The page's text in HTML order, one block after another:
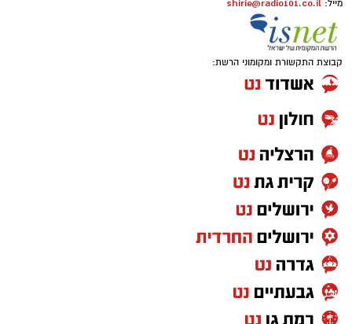
החשודים עד לתאריך 6.8.26.
בפעילות נוספת של בלשי תחנת בית שמש,
ובמסגרת מעקב סמוי אחר רכב החשוד בסחר
בסמים, זוהו על פי החשד שתי עסקאות סחר
בחומרים אסורים. השוטרים ביצעו את מעצר
חומרים החשודים כסמים מסוכנים, טלפון נייד
ירושלים נעצרה והועברה להמשיך טיפול חקירה.
מייל: shirie@radio101.co.il
קבוצת התקשורת ומקומוני הרשת: